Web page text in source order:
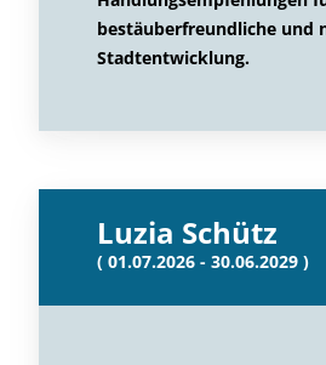
bestäuberfreundliche und
Stadtentwicklung.
Luzia Schütz
( 01.07.2026 - 30.06.2029 )